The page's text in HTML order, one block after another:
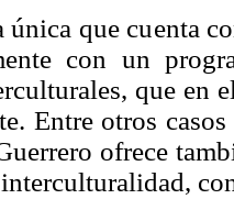
que cuenta
con un
que en
Entre otros
ofrece